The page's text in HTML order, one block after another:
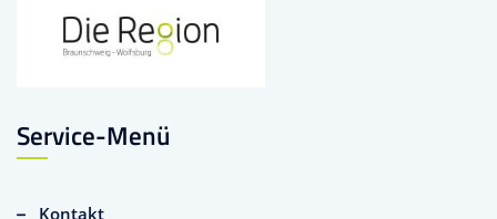
Service-Menü
Kontakt